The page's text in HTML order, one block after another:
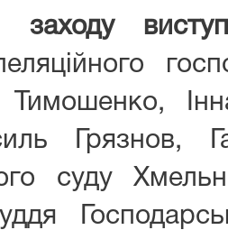
заходу
Тимошенко,
Грязнов,
суду